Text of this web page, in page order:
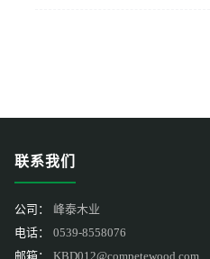
联系我们
公司：
峰泰木业
电话：
0539-8558076
邮箱：
KBD012@competewood.com